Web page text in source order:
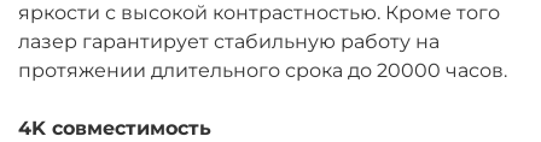
яркости с высокой контрастностью. Кроме того
лазер гарантирует стабильную работу на
протяжении длительного срока до 20000 часов.
4K совместимость